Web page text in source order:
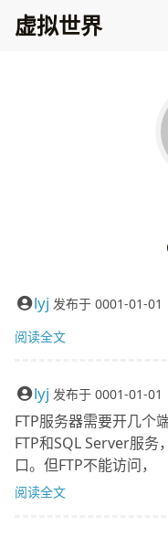
虚拟世界
lyj 发布于 0001-01-01
阅读全文
lyj 发布于 0001-01-01
FTP服务器需要开几个
FTP和SQL Server服
口。但FTP不能访问，
阅读全文